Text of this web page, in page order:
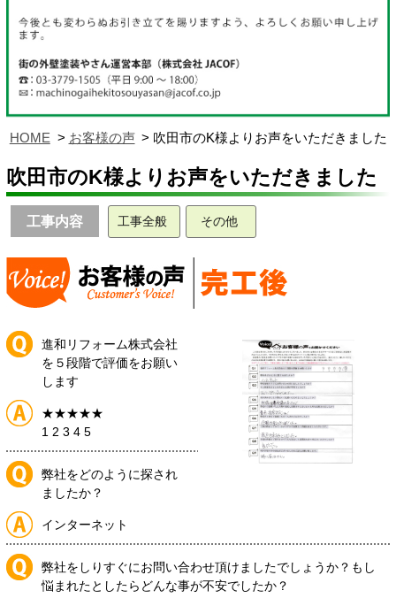
HOME お客様の声 吹田市のK様よりお声をいただきました
吹田市のK様よりお声をいただきました
工事内容 工事全般 その他
進和リフォーム株式会社
を５段階で評価をお願い
します
★★★★★
1 2 3 4 5
弊社をどのように探され
ましたか？
インターネット
弊社をしりすぐにお問い合わせ頂けましたでしょうか？もし
悩まれたとしたらどんな事が不安でしたか？